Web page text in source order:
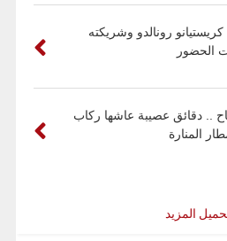
رونالدو وشريكته
الحضور
.. دقائق عصيبة عاشها ركاب
المنارة
المزيد